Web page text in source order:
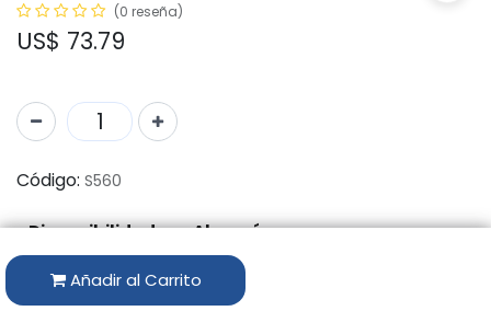
(0 reseña)
US$ 73.79
Añadir al Carrito
Código: S560
Disponibilidad por Almacén
ALMACÉN CANTIDAD DISPONIBLE